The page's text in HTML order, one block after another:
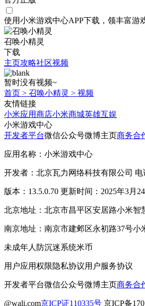
使用小米游戏中心APP下载 ，领丰富游
召唤小精灵
下载
主页攻略社区视频
暂时没有视频~
首页 > 召唤小精灵 > 视频
友情链接
小米应用商店小米商城英雄互娱
小米游戏中心
开发者平台微信公众号微博主页商务合
应用名称：小米游戏中心
开发者：北京瓦力网络科技有限公司 电
版本：13.5.0.70 更新时间：2025年3月24
北京地址：北京市昌平区安居路小米智
南京地址：南京市建邺区永初路37号小
未成年人防沉迷系统米币
用户应用权限隐私协议用户服务协议
开发者平台微信公众号微博主页商务合
@wali.com京ICP证110335号 京ICP备